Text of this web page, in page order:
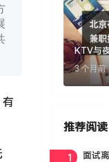
KTV与
3 个月前
推荐阅读
1 面试